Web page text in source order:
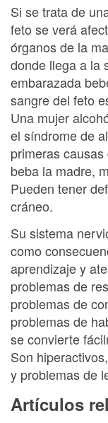
Si se trata de
feto se verá
órganos de la
donde llega a la
embarazada
sangre del feto
Una mujer
el síndrome de
primeras
beba la madre,
Pueden tener
cráneo.
Su sistema
como
aprendizaje y
problemas de
problemas de
problemas de
se convierte
Son
y problemas de
Artículos